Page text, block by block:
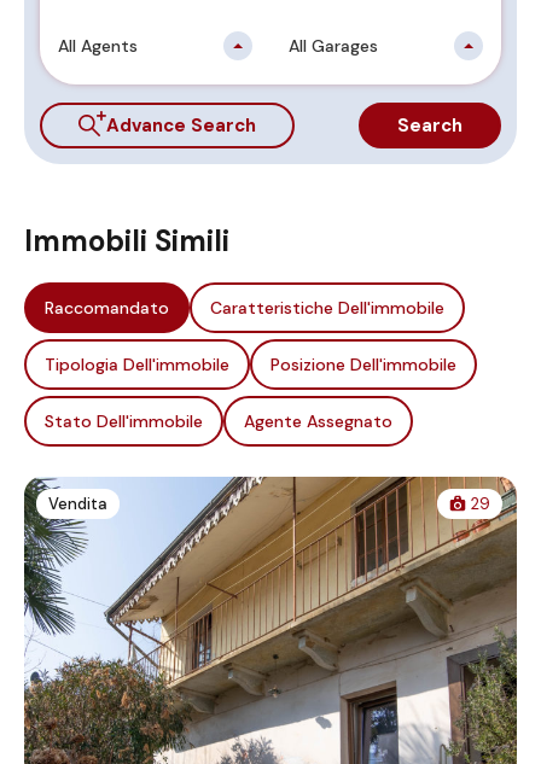
All Agents All Garages
Advance Search Search
Immobili Simili
Raccomandato Caratteristiche Dell'immobile
Tipologia Dell'immobile Posizione Dell'immobile
Stato Dell'immobile Agente Assegnato
Vendita 29